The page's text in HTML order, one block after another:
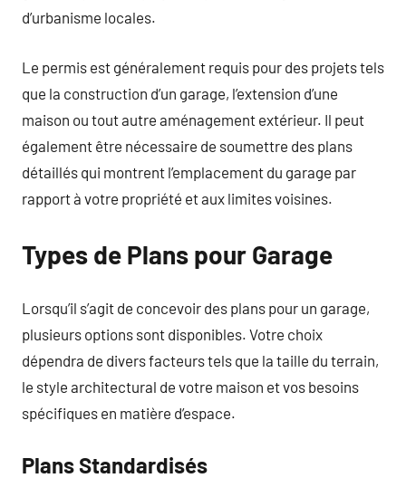
d’urbanisme locales.
Le permis est généralement requis pour des projets tels
que la construction d’un garage, l’extension d’une
maison ou tout autre aménagement extérieur. Il peut
également être nécessaire de soumettre des plans
détaillés qui montrent l’emplacement du garage par
rapport à votre propriété et aux limites voisines.
Types de Plans pour Garage
Lorsqu’il s’agit de concevoir des plans pour un garage,
plusieurs options sont disponibles. Votre choix
dépendra de divers facteurs tels que la taille du terrain,
le style architectural de votre maison et vos besoins
spécifiques en matière d’espace.
Plans Standardisés